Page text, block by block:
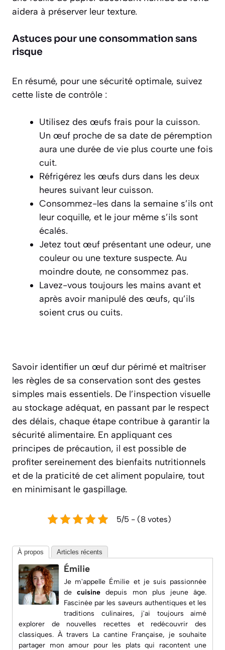
aidera à préserver leur texture.
Astuces pour une consommation sans
risque
En résumé, pour une sécurité optimale, suivez
cette liste de contrôle :
Utilisez des œufs frais pour la cuisson.
Un œuf proche de sa date de péremption
aura une durée de vie plus courte une fois
cuit.
Réfrigérez les œufs durs dans les deux
heures suivant leur cuisson.
Consommez-les dans la semaine s’ils ont
leur coquille, et le jour même s’ils sont
écalés.
Jetez tout œuf présentant une odeur, une
couleur ou une texture suspecte. Au
moindre doute, ne consommez pas.
Lavez-vous toujours les mains avant et
après avoir manipulé des œufs, qu’ils
soient crus ou cuits.
Savoir identifier un œuf dur périmé et maîtriser
les règles de sa conservation sont des gestes
simples mais essentiels. De l’inspection visuelle
au stockage adéquat, en passant par le respect
des délais, chaque étape contribue à garantir la
sécurité alimentaire. En appliquant ces
principes de précaution, il est possible de
profiter sereinement des bienfaits nutritionnels
et de la praticité de cet aliment populaire, tout
en minimisant le gaspillage.
5/5 - (8 votes)
À propos Articles récents
Émilie
Je m'appelle Émilie et je suis passionnée
decuisine depuis mon plus jeune âge.
Fascinée par les saveurs authentiques et les
traditions culinaires, j'ai toujours aimé
explorer de nouvelles recettes et redécouvrir des
classiques. À travers La cantine Française, je souhaite
partager mon amour pour les plats qui racontent une